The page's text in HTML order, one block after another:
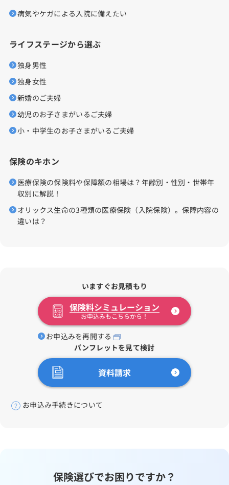
病気やケガによる入院に備えたい
ライフステージから選ぶ
独身男性
独身女性
新婚のご夫婦
幼児のお子さまがいるご夫婦
小・中学生のお子さまがいるご夫婦
保険のキホン
医療保険の保険料や保障額の相場は？年齢別・性別・世帯年
収別に解説！
オリックス生命の3種類の医療保険（入院保険）。保障内容の
違いは？
いますぐお見積もり
保険料シミュレーション
お申込みもこちらから！
お申込みを再開する
パンフレットを見て検討
資料請求
お申込み手続きについて
保険選びでお困りですか？